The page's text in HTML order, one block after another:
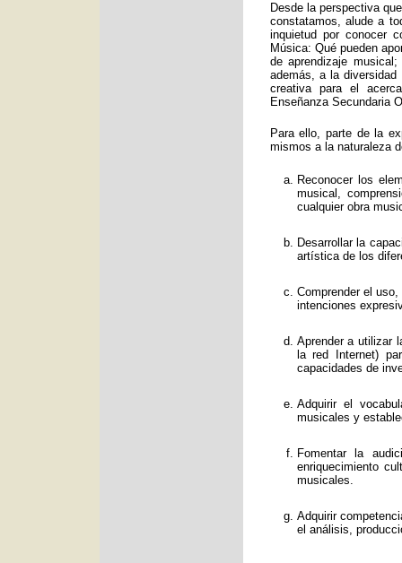
Desde la perspectiva
constatamos, alude a
inquietud por conocer
Música: Qué pueden
de aprendizaje
además, a la
creativa para el
Enseñanza Secundaria
Para ello, parte de la
mismos a la naturaleza
Reconocer los
musical,
cualquier obra
Desarrollar la
artística de los
Comprender el
intenciones
Aprender a utilizar
la red Internet)
capacidades de
Adquirir el
musicales y
Fomentar la
enriquecimiento
musicales.
Adquirir
el análisis,